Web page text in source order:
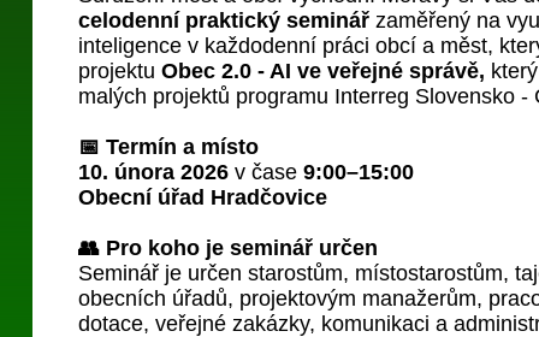
celodenní praktický seminář zaměřený na
inteligence v každodenní práci obcí a měst,
projektu Obec 2.0 - AI ve veřejné správě,
malých projektů programu Interreg Slovensko -
📅 Termín a místo
10. února 2026 v čase 9:00–15:00
Obecní úřad Hradčovice
👥 Pro koho je seminář určen
Seminář je určen starostům, místostarostům,
obecních úřadů, projektovým manažerům,
dotace, veřejné zakázky, komunikaci a